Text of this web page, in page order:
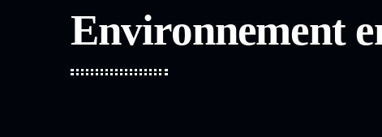
Environnement